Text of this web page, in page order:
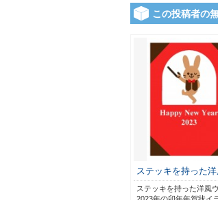
この投稿者の
ステッキを持った洋
ステッキを持った洋風